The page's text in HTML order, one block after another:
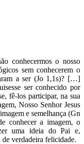
conhecermos o nosso
sem conhecerem o
a ser (Jo 1,1s)? […]
ser conhecido por
fê-los participar, na sua
Nosso Senhor Jesus
e semelhança (Gn
conhecer a imagem, o
uma ideia do Pai e,
verdadeira felicidade.